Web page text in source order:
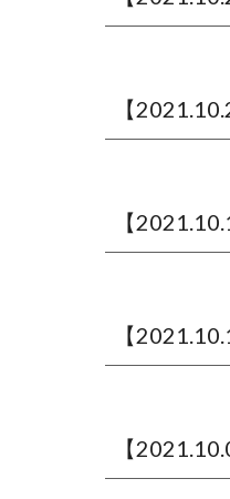
【
【
【
【